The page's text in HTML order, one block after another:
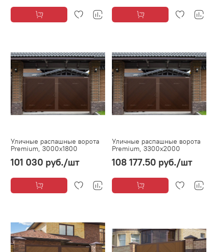
Уличные распашные ворота
Premium, 3000х1800
101 030 руб./шт
Уличные распашные ворота
Premium, 3300х2000
108 177.50 руб./шт